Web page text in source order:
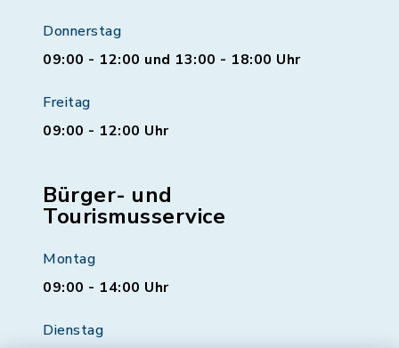
Donnerstag
09:00 - 12:00 und 13:00 - 18:00 Uhr
Freitag
09:00 - 12:00 Uhr
Bürger- und
Tourismusservice
Montag
09:00 - 14:00 Uhr
Dienstag